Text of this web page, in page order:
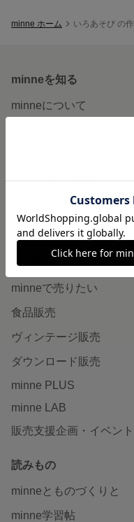
minne ホーム いろあそび の
minneを知る
minneについて
ショップをさがす
特集
作品販売について
minneで売りたい
食品販売
ヴィンテージ販売
ダウンロード販売
minne PLUS
minne LAB
販売支援企画・イベント
読みもの
minneとものづくりと
minne学習帖